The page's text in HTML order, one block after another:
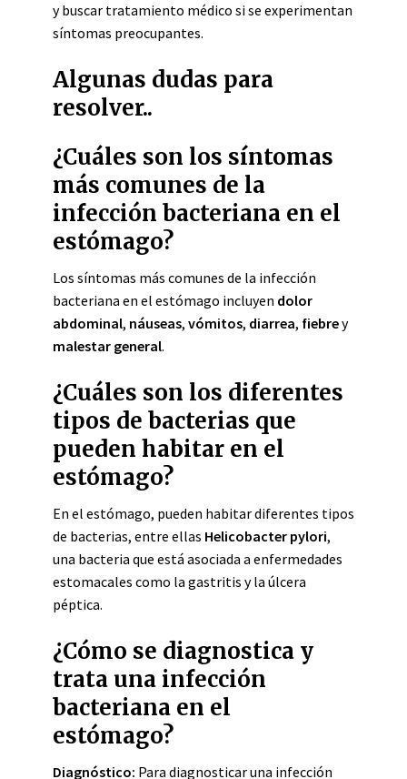
y buscar tratamiento médico si se experimentan
síntomas preocupantes.
Algunas dudas para
resolver..
¿Cuáles son los síntomas
más comunes de la
infección bacteriana en el
estómago?
Los síntomas más comunes de la infección
bacteriana en el estómago incluyen dolor
abdominal, náuseas, vómitos, diarrea, fiebrey
malestar general.
¿Cuáles son los diferentes
tipos de bacterias que
pueden habitar en el
estómago?
En el estómago, pueden habitar diferentes tipos
de bacterias, entre ellas Helicobacter pylori,
una bacteria que está asociada a enfermedades
estomacales como la gastritis y la úlcera
péptica.
¿Cómo se diagnostica y
trata una infección
bacteriana en el
estómago?
Diagnóstico: Para diagnosticar una infección